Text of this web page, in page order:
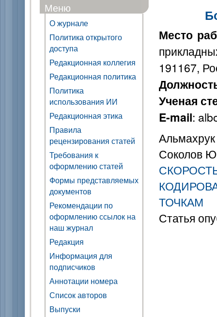
Меню
О журнале
Политика открытого
доступа
Редакционная коллегия
Редакционная политика
Политика
использования ИИ
Редакционная этика
Правила
рецензирования статей
Требования к
оформлению статей
Формы представляемых
документов
Рекомендации по
оформлению ссылок на
наш журнал
Редакция
Информация для
подписчиков
Аннотации номера
Список авторов
Выпуски
Место
191167,
Ученая
E-mail:
Соколов
ТОЧКАМ
Статья